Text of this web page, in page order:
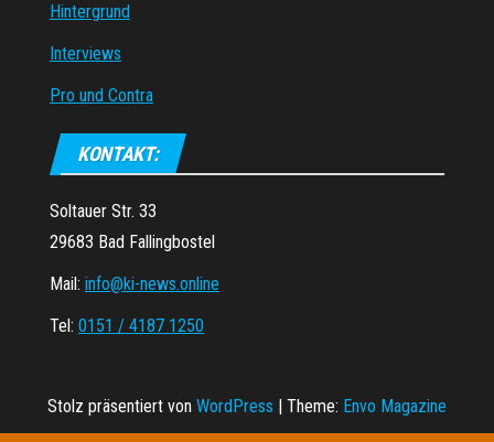
Hintergrund
Interviews
Pro und Contra
KONTAKT:
Soltauer Str. 33
29683 Bad Fallingbostel
Mail: info@ki-news.online
Tel: 0151 / 4187 1250
Stolz präsentiert von WordPress | Theme: Envo Magazine